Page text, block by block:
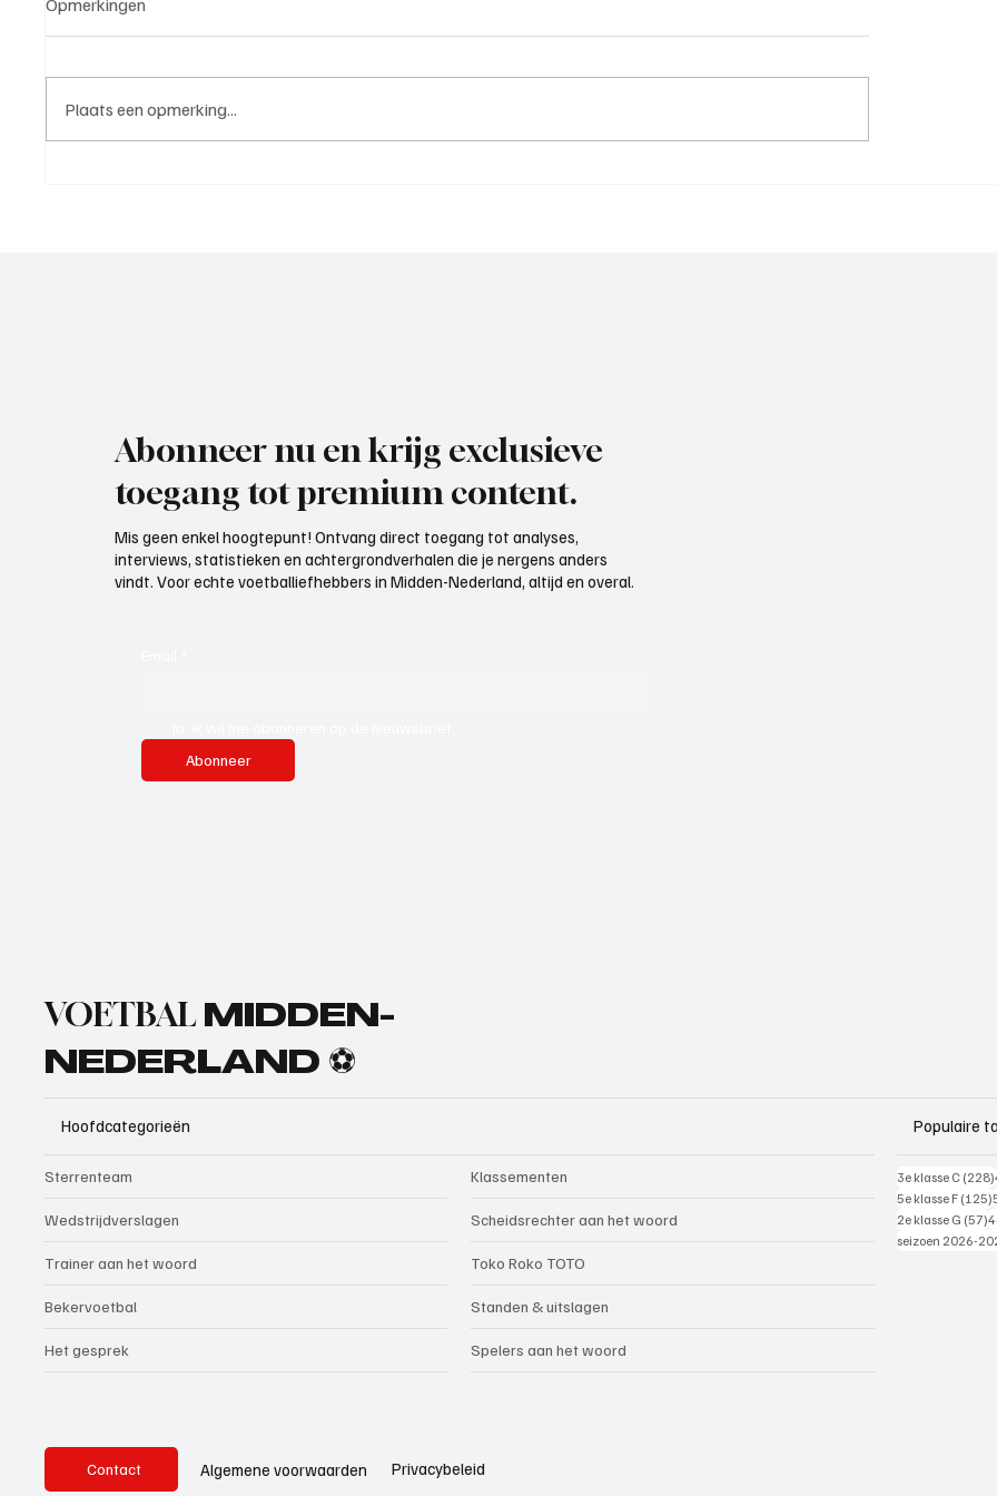
Opmerkingen
Plaats een opmerking...
Abonneer nu en krijg exclusieve
toegang tot premium content.
Mis geen enkel hoogtepunt! Ontvang direct toegang tot analyses,
interviews, statistieken en achtergrondverhalen die je nergens anders
vindt. Voor echte voetballiefhebbers in Midden-Nederland, altijd en overal.
Abonneer
VOETBAL MIDDEN-
NEDERLAND ⚽
Hoofdcategorieën
Sterrenteam
Wedstrijdverslagen
Trainer aan het woord
Bekervoetbal
Het gesprek
Klassementen
Scheidsrechter aan het woord
Toko Roko TOTO
Standen & uitslagen
Spelers aan het woord
Populaire
3e klasse C (228)
5e klasse F (125)
2e klasse G (57)
seizoen 2026-
Contact Algemene voorwaarden Privacybeleid